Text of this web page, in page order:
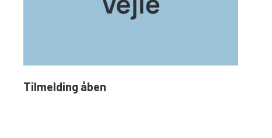
Tilmelding åben